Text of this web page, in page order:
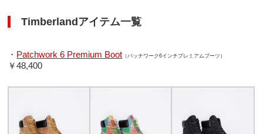
Timberlandアイテム一覧
・ Patchwork 6 Premium Boot （パッチワーク6インチプレミアムブーツ）
￥48,400